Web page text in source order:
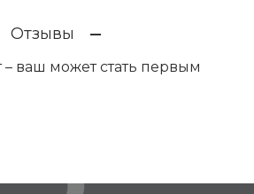
Отзывы
ваш может стать первым